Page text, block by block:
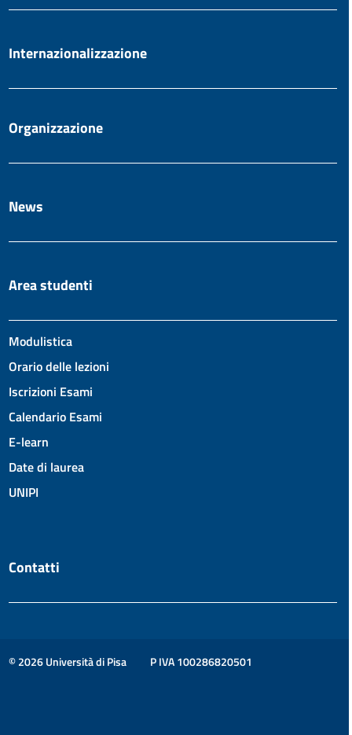
Internazionalizzazione
Organizzazione
News
Area studenti
Modulistica
Orario delle lezioni
Iscrizioni Esami
Calendario Esami
E-learn
Date di laurea
UNIPI
Contatti
© 2026 Università di Pisa P IVA 100286820501